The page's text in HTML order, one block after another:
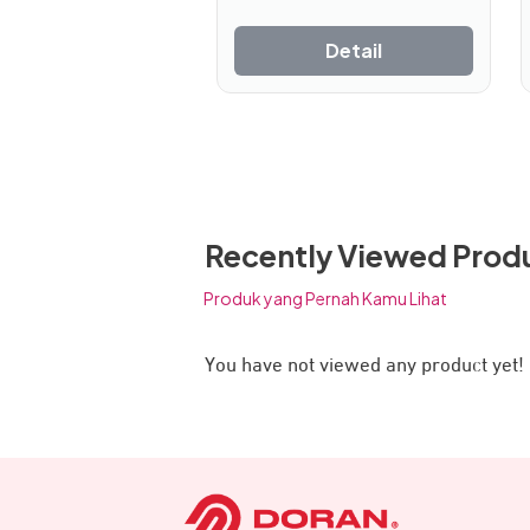
diambil
halaman
Detail
Recently Viewed
Produk yang Pernah Kamu Lihat
You have not viewed any product yet!